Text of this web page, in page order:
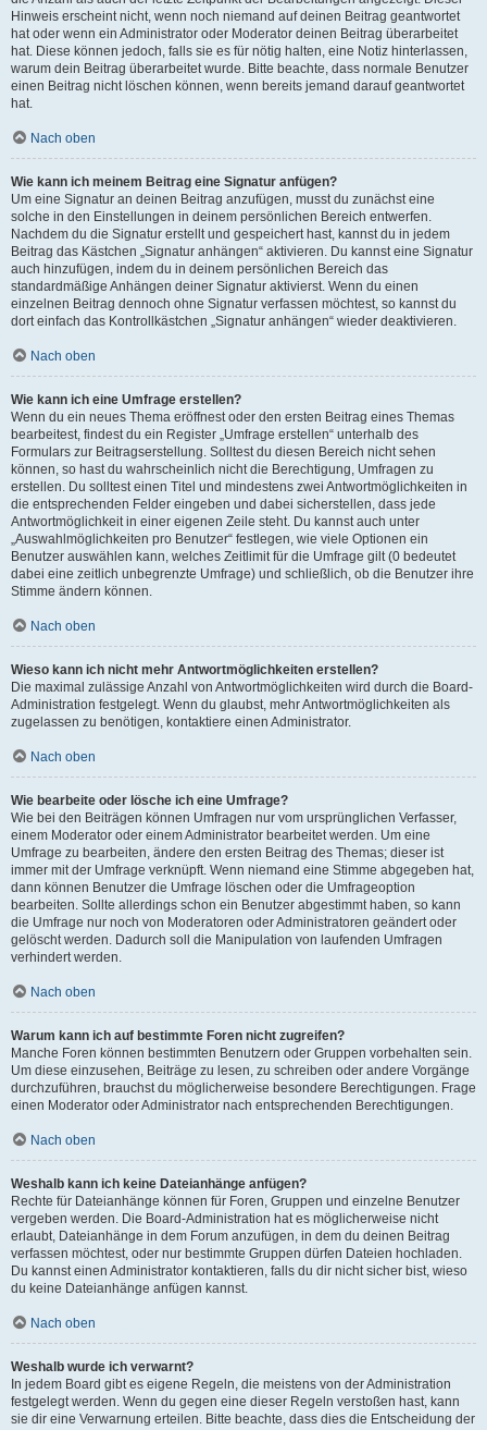
Hinweis erscheint nicht, wenn noch niemand auf deinen Beitrag geantwortet
hat oder wenn ein Administrator oder Moderator deinen Beitrag überarbeitet
hat. Diese können jedoch, falls sie es für nötig halten, eine Notiz hinterlassen,
warum dein Beitrag überarbeitet wurde. Bitte beachte, dass normale Benutzer
einen Beitrag nicht löschen können, wenn bereits jemand darauf geantwortet
hat.
Nach oben
Wie kann ich meinem Beitrag eine Signatur anfügen?
Um eine Signatur an deinen Beitrag anzufügen, musst du zunächst eine
solche in den Einstellungen in deinem persönlichen Bereich entwerfen.
Nachdem du die Signatur erstellt und gespeichert hast, kannst du in jedem
Beitrag das Kästchen „Signatur anhängen“ aktivieren. Du kannst eine Signatur
auch hinzufügen, indem du in deinem persönlichen Bereich das
standardmäßige Anhängen deiner Signatur aktivierst. Wenn du einen
einzelnen Beitrag dennoch ohne Signatur verfassen möchtest, so kannst du
dort einfach das Kontrollkästchen „Signatur anhängen“ wieder deaktivieren.
Nach oben
Wie kann ich eine Umfrage erstellen?
Wenn du ein neues Thema eröffnest oder den ersten Beitrag eines Themas
bearbeitest, findest du ein Register „Umfrage erstellen“ unterhalb des
Formulars zur Beitragserstellung. Solltest du diesen Bereich nicht sehen
können, so hast du wahrscheinlich nicht die Berechtigung, Umfragen zu
erstellen. Du solltest einen Titel und mindestens zwei Antwortmöglichkeiten in
die entsprechenden Felder eingeben und dabei sicherstellen, dass jede
Antwortmöglichkeit in einer eigenen Zeile steht. Du kannst auch unter
„Auswahlmöglichkeiten pro Benutzer“ festlegen, wie viele Optionen ein
Benutzer auswählen kann, welches Zeitlimit für die Umfrage gilt (0 bedeutet
dabei eine zeitlich unbegrenzte Umfrage) und schließlich, ob die Benutzer ihre
Stimme ändern können.
Nach oben
Wieso kann ich nicht mehr Antwortmöglichkeiten erstellen?
Die maximal zulässige Anzahl von Antwortmöglichkeiten wird durch die Board-
Administration festgelegt. Wenn du glaubst, mehr Antwortmöglichkeiten als
zugelassen zu benötigen, kontaktiere einen Administrator.
Nach oben
Wie bearbeite oder lösche ich eine Umfrage?
Wie bei den Beiträgen können Umfragen nur vom ursprünglichen Verfasser,
einem Moderator oder einem Administrator bearbeitet werden. Um eine
Umfrage zu bearbeiten, ändere den ersten Beitrag des Themas; dieser ist
immer mit der Umfrage verknüpft. Wenn niemand eine Stimme abgegeben hat,
dann können Benutzer die Umfrage löschen oder die Umfrageoption
bearbeiten. Sollte allerdings schon ein Benutzer abgestimmt haben, so kann
die Umfrage nur noch von Moderatoren oder Administratoren geändert oder
gelöscht werden. Dadurch soll die Manipulation von laufenden Umfragen
verhindert werden.
Nach oben
Warum kann ich auf bestimmte Foren nicht zugreifen?
Manche Foren können bestimmten Benutzern oder Gruppen vorbehalten sein.
Um diese einzusehen, Beiträge zu lesen, zu schreiben oder andere Vorgänge
durchzuführen, brauchst du möglicherweise besondere Berechtigungen. Frage
einen Moderator oder Administrator nach entsprechenden Berechtigungen.
Nach oben
Weshalb kann ich keine Dateianhänge anfügen?
Rechte für Dateianhänge können für Foren, Gruppen und einzelne Benutzer
vergeben werden. Die Board-Administration hat es möglicherweise nicht
erlaubt, Dateianhänge in dem Forum anzufügen, in dem du deinen Beitrag
verfassen möchtest, oder nur bestimmte Gruppen dürfen Dateien hochladen.
Du kannst einen Administrator kontaktieren, falls du dir nicht sicher bist, wieso
du keine Dateianhänge anfügen kannst.
Nach oben
Weshalb wurde ich verwarnt?
In jedem Board gibt es eigene Regeln, die meistens von der Administration
festgelegt werden. Wenn du gegen eine dieser Regeln verstoßen hast, kann
sie dir eine Verwarnung erteilen. Bitte beachte, dass dies die Entscheidung der